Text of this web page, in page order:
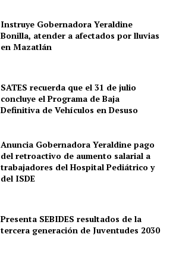
Instruye Gobernadora Yeraldine
Bonilla, atender a afectados por lluvias
en Mazatlán
SATES recuerda que el 31 de julio
concluye el Programa de Baja
Definitiva de Vehículos en Desuso
Anuncia Gobernadora Yeraldine pago
del retroactivo de aumento salarial a
trabajadores del Hospital Pediátrico y
del ISDE
Presenta SEBIDES resultados de la
tercera generación de Juventudes 2030